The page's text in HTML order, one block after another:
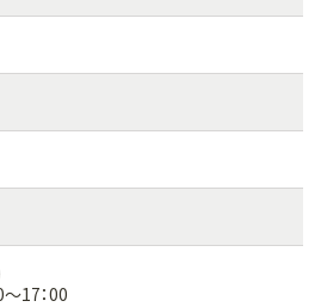
～17：00